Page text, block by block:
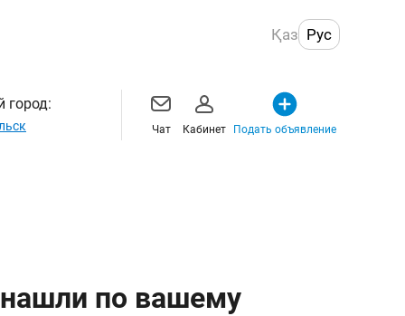
Қаз Рус
город:
Чат Кабинет Подать объявление
по вашему